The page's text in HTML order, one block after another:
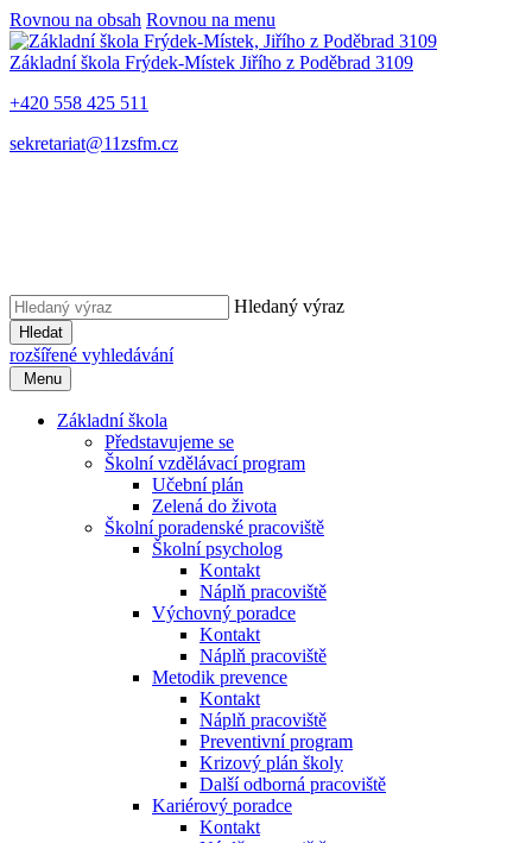
Rovnou na obsah Rovnou na menu
Základní škola Frýdek-Místek Jiřího z Poděbrad 3109
+420 558 425 511
sekretariat@11zsfm.cz
Hledaný výraz
Hledat
rozšířené vyhledávání
Menu
Základní škola
Představujeme se
Školní vzdělávací program
Učební plán
Zelená do života
Školní poradenské pracoviště
Školní psycholog
Kontakt
Náplň pracoviště
Výchovný poradce
Kontakt
Náplň pracoviště
Metodik prevence
Kontakt
Náplň pracoviště
Preventivní program
Krizový plán školy
Další odborná pracoviště
Kariérový poradce
Kontakt